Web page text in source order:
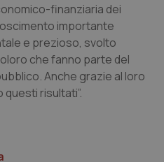
Ulcerosa
neurodegenerative
finanziaria dei
importante
e prezioso, svolto
che fanno parte del
Anche grazie al loro
risultati”.